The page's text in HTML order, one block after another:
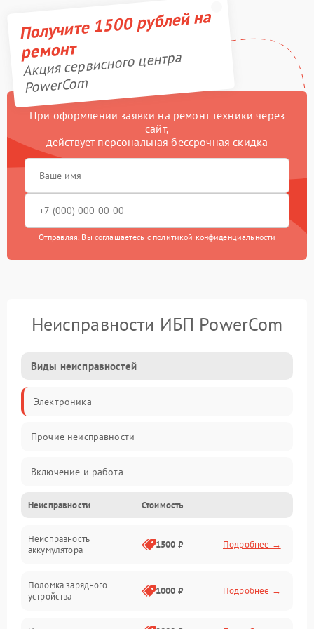
Получите 1500 рублей на
ремонт
Акция сервисного центра
PowerCom
При оформлении заявки на ремонт техники через
сайт,
действует персональная бессрочная скидка
Отправляя, Вы соглашаетесь с политикой конфиденциальности
Неисправности ИБП PowerCom
Виды неисправностей
Электроника
Прочие неисправности
Включение и работа
Работа с нагрузкой
Звук и индикация
Неисправности Стоимость
Неисправность
аккумулятора
1500 ₽ Подробнее →
Поломка зарядного
устройства
1000 ₽ Подробнее →